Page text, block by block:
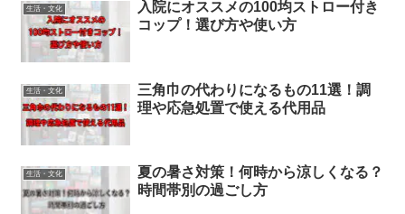
生活・文化
入院にオススメの100均ストロー付き
コップ！選び方や使い方
生活・文化
三角巾の代わりになるもの11選！調
理や応急処置で使える代用品
生活・文化
夏の暑さ対策！何時から涼しくなる？
時間帯別の過ごし方